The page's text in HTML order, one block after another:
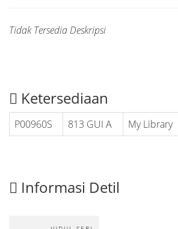
Tidak Tersedia Deskripsi
Ketersediaan
P00960S 813 GUI A My Library
Informasi Detil